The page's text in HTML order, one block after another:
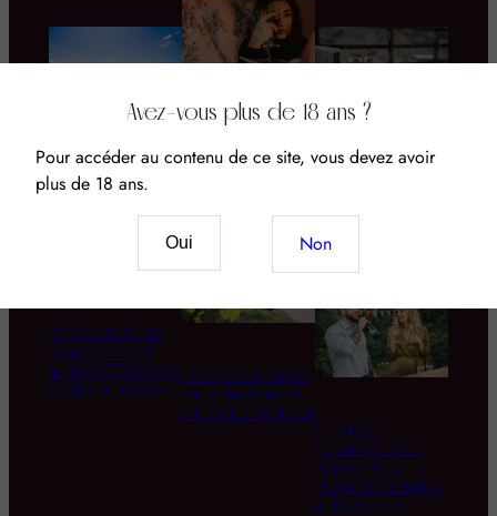
Domaine d’Aupilhac
Une bouteille de
Romanée-Conti
adjugée 558.000
dollars, un record
nouveau mariage
des sens et du
Les conséquences
du réchauffement
climatique sur le vin
Quel rosé boire
accords
L’Horloge
Champenoise :
Apprendre à
Déguster les Bulles
au Fil du Jour
Avez-vous plus de 18 ans ?
Pour accéder au contenu de ce site, vous devez avoir
plus de 18 ans.
Oui Non